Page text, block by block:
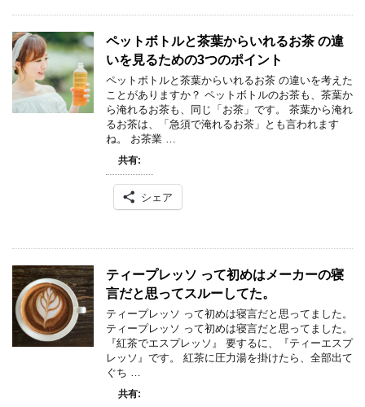
ペットボトルと茶葉からいれるお茶 の違
いを見るための3つのポイント
ペットボトルと茶葉からいれるお茶 の違いを考えた
ことがありますか？ ペットボトルのお茶も、茶葉か
ら淹れるお茶も、同じ「お茶」です。 茶葉から淹れ
るお茶は、「急須で淹れるお茶」とも言われます
ね。 お茶業 …
共有:
シェア
ティープレッソ って初めはメーカーの寝
言だと思ってスルーしてた。
ティープレッソ って初めは寝言だと思ってました。
ティープレッソ って初めは寝言だと思ってました。
『紅茶でエスプレッソ』 要するに、『ティーエスプ
レッソ』です。 紅茶に圧力湯を掛けたら、全部出て
ぐち …
共有: